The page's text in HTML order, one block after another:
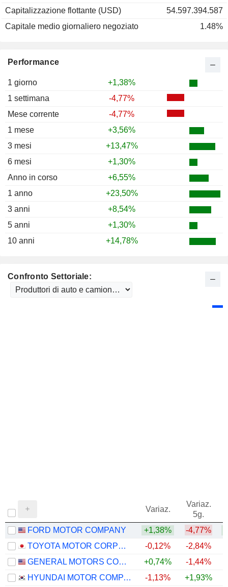
Performance
1 giorno
+1,38%
1 settimana
-4,77%
Mese corrente
-4,77%
1 mese
+3,56%
3 mesi
+13,47%
6 mesi
+1,30%
Anno in corso
+6,55%
1 anno
+23,50%
3 anni
+8,54%
5 anni
+1,30%
10 anni
+14,78%
Capitalizzazione flottante (USD)
54.597.394.587
Capitale medio giornaliero negoziato
1.48%
Confronto Settoriale:
Variaz.
Variaz.
5g.
FORD MOTOR COMPANY +1,38% -4,77%
TOYOTA MOTOR CORPORATION
-0,12% -2,84%
GENERAL MOTORS COMPANY
+0,74% -1,44%
HYUNDAI MOTOR COMPANY
-1,13% +1,93%
1993
+50,44%
1992
+52,44%
1990
1989
-13,61%
1988
+34,00%
1987
+34,00%
1986
+45,47%
1985
+27,12%
1984
+7,67%
1983
+63,51%
1982
+132,09%
1981
-16,25%
1980
-37,50%
1979
-24,04%
1976
+39,77%